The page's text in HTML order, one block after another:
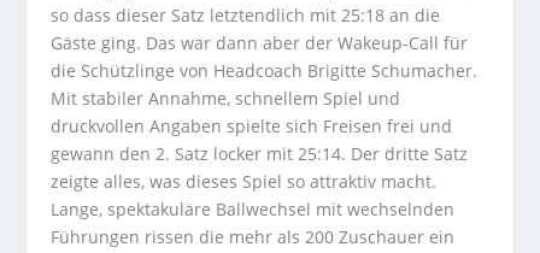
so dass dieser Satz letztendlich mit 25:18 an die
Gäste ging. Das war dann aber der Wakeup-Call für
die Schützlinge von Headcoach Brigitte Schumacher.
Mit stabiler Annahme, schnellem Spiel und
druckvollen Angaben spielte sich Freisen frei und
gewann den 2. Satz locker mit 25:14. Der dritte Satz
zeigte alles, was dieses Spiel so attraktiv macht.
Lange, spektakuläre Ballwechsel mit wechselnden
Führungen rissen die mehr als 200 Zuschauer ein